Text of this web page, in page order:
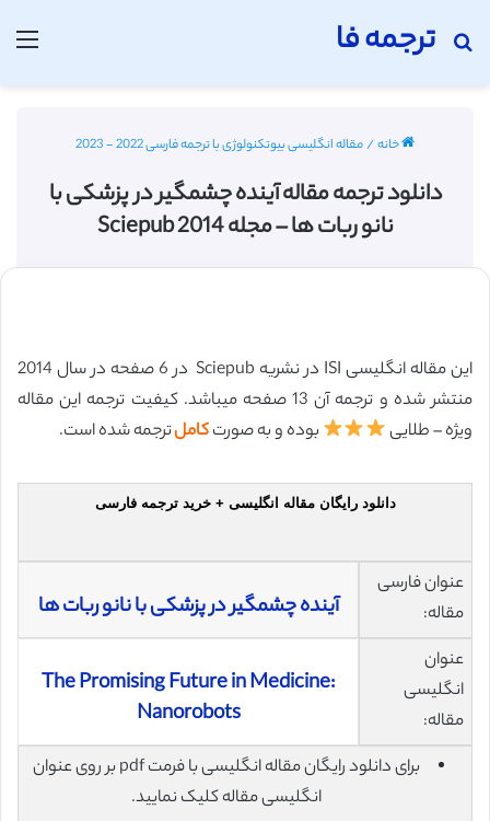
ترجمه فا
جستجو برای
خانه/مقاله انگلیسی بیوتکنولوژی با ترجمه فارسی 2022 - 2023
دانلود ترجمه مقاله آینده چشمگیر در پزشکی با
نانو ربات ها – مجله Sciepub 2014
این مقاله انگلیسی ISI در نشریه Sciepub در 6 صفحه در سال 2014
منتشر شده و ترجمه آن 13 صفحه میباشد. کیفیت ترجمه این مقاله
ویژه – طلایی
بوده و به صورتکاملترجمه شده است.
دانلود رایگان مقاله انگلیسی + خرید ترجمه فارسی
عنوان فارسی
مقاله:
آینده چشمگیر در پزشکی با نانو ربات ها
عنوان
انگلیسی
مقاله:
The Promising Future in Medicine:
Nanorobots
برای دانلود رایگان مقاله انگلیسی با فرمت pdf بر روی عنوان
انگلیسی مقاله کلیک نمایید.